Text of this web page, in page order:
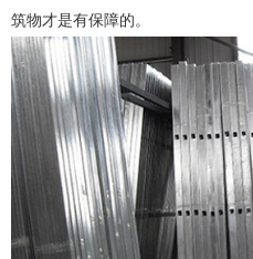
筑物才是有保障的。